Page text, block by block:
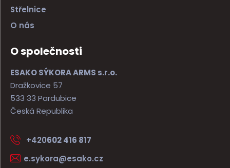
Střelnice
O nás
O společnosti
ESAKO SÝKORA ARMS s.r.o.
Dražkovice 57
533 33 Pardubice
Česká Republika
+420602 416 817
e.sykora@esako.cz